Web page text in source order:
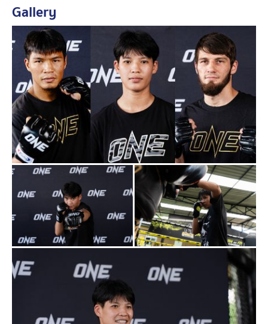
โดย “เพชรจีจ้า” เตรียมชิงเข็มขัดจาก “อัลลิเซีย เฮลเลน รอด
ริเกส” แชมป์โลก ONE มวยไทย รุ่นอะตอมเวต จากบราซิล
ในคู่เอกรายการ The Inner Circle 19 วันศุกร์ที่ 19 มิ.ย. 69
เพื่อลุ้นผงาดเป็นราชินี 2 บัลลังก์ของรุ่นนี้ ซึ่งเธอแสดงความ
มั่นใจพร้อมสู้กับ “อัลลิเซีย” สุดฝีมือ
“หลังหายเจ็บ หนูกลับมาซ้อมต่อเนื่องเกือบ 3 เดือน โดยเน้น
เสริมความแข็งแกร่งของร่างกายและพัฒนาการปล้ำวงใน
ให้มากขึ้น ไฟต์นี้เป็นการชกมวยไทย จึงต้องเพิ่มความเข้ม
ข้นในการฝึกซ้อมมากกว่าเดิม เพราะต้องใช้ทั้งพลังและ
ความแม่นยำของอาวุธมากกว่ากติกาคิกบ็อกซิง”
“อัลลิเซีย เป็นนักสู้ที่แข็งแกร่งมาก แม้อายุจะมากขึ้นและมี
ครอบครัวแล้ว แต่ยังดูแลสภาพร่างกายได้ดีเยี่ยม ส่วนจุด
อ่อนของเขา ยอมรับว่ายังไม่เห็นชัดเจน แต่เขาเป็นนัก
มวยไทยสไตล์ดั้งเดิมที่จังหวะไม่ได้รวดเร็วมาก ซึ่งหนูพร้อม
ใช้ทักษะที่หลากหลายไปสู้”
Gallery